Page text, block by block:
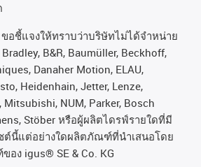
ขอชี้แจงให้ทราบว่าบริษัทไม่ได้จําหน่าย
B&R, Baumüller, Beckhoff,
Danaher Motion, ELAU,
Heidenhain, Jetter, Lenze,
Mitsubishi, NUM, Parker, Bosch
Stöber หรือผู้ผลิตไดรฟ์รายใดที่มี
ต์นี้แต่อย่างใดผลิตภัณฑ์ที่นําเสนอโดย
ง igus® SE & Co. KG